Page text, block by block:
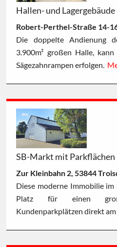
Hallen- und Lagergebäude
Robert-Perthel-Straße 14-
Die doppelte Andienung
3.900m² großen Halle,
Sägezahnrampen erfolgen.
SB-Markt mit Parkflächen
Zur Kleinbahn 2, 53844
Diese moderne Immobilie
Platz für einen
Kundenparkplätzen direkt am